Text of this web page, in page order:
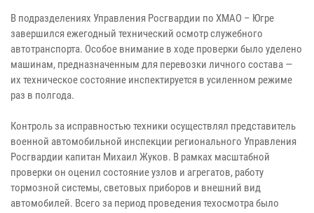
В подразделениях Управления Росгвардии по ХМАО – Югре
завершился ежегодный технический осмотр служебного
автотранспорта. Особое внимание в ходе проверки было уделено
машинам, предназначенным для перевозки личного состава —
их техническое состояние инспектируется в усиленном режиме
раз в полгода.
Контроль за исправностью техники осуществлял представитель
военной автомобильной инспекции регионального Управления
Росгвардии капитан Михаил Жуков. В рамках масштабной
проверки он оценил состояние узлов и агрегатов, работу
тормозной системы, световых приборов и внешний вид
автомобилей. Всего за период проведения техосмотра было